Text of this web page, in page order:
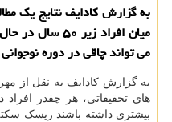
به گزارش کادایف نتایج یک
میان افراد
می تواند چاقی در دوره
به گزارش کادایف به نقل از